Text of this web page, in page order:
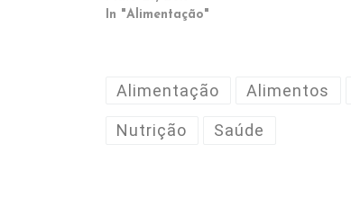
In "Alimentação"
Alimentação Alimentos
Nutrição Saúde